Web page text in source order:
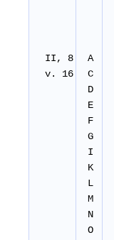
II, 8
v. 16
A
C
D
E
F
G
I
K
L
M
N
O